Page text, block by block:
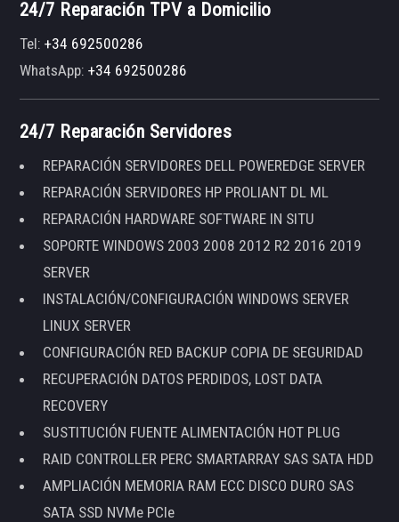
24/7 Reparación TPV a Domicilio
Tel:+34 692500286
WhatsApp:+34 692500286
24/7 Reparación Servidores
REPARACIÓN SERVIDORES DELL POWEREDGE SERVER
REPARACIÓN SERVIDORES HP PROLIANT DL ML
REPARACIÓN HARDWARE SOFTWARE IN SITU
SOPORTE WINDOWS 2003 2008 2012 R2 2016 2019
SERVER
INSTALACIÓN/CONFIGURACIÓN WINDOWS SERVER
LINUX SERVER
CONFIGURACIÓN RED BACKUP COPIA DE SEGURIDAD
RECUPERACIÓN DATOS PERDIDOS, LOST DATA
RECOVERY
SUSTITUCIÓN FUENTE ALIMENTACIÓN HOT PLUG
RAID CONTROLLER PERC SMARTARRAY SAS SATA HDD
AMPLIACIÓN MEMORIA RAM ECC DISCO DURO SAS
SATA SSD NVMe PCIe